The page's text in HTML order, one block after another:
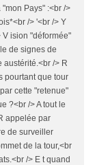
Pays" :<br />
/> '<br /> Y
ision "déformée"
de signes de
austérité.<br /> R
pourtant que tour
cette "retenue"
?<br /> A tout le
appelée par
de surveiller
de la tour,<br
/> E t quand